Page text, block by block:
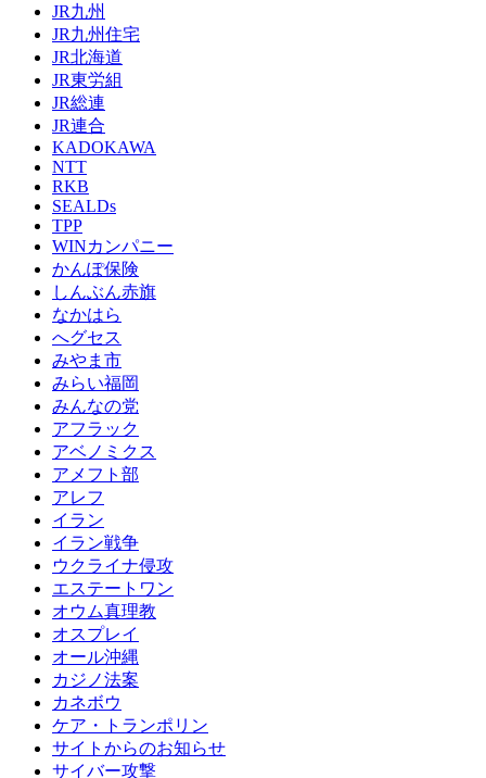
JR九州
JR九州住宅
JR北海道
JR東労組
JR総連
JR連合
KADOKAWA
NTT
RKB
SEALDs
TPP
WINカンパニー
かんぽ保険
しんぶん赤旗
なかはら
へグセス
みやま市
みらい福岡
みんなの党
アフラック
アベノミクス
アメフト部
アレフ
イラン
イラン戦争
ウクライナ侵攻
エステートワン
オウム真理教
オスプレイ
オール沖縄
カジノ法案
カネボウ
ケア・トランポリン
サイトからのお知らせ
サイバー攻撃